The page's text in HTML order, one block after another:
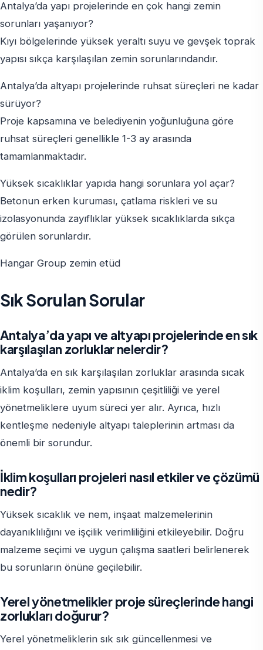
Antalya’da yapı projelerinde en çok hangi zemin
sorunları yaşanıyor?
Kıyı bölgelerinde yüksek yeraltı suyu ve gevşek toprak
yapısı sıkça karşılaşılan zemin sorunlarındandır.
Antalya’da altyapı projelerinde ruhsat süreçleri ne kadar
sürüyor?
Proje kapsamına ve belediyenin yoğunluğuna göre
ruhsat süreçleri genellikle 1-3 ay arasında
tamamlanmaktadır.
Yüksek sıcaklıklar yapıda hangi sorunlara yol açar?
Betonun erken kuruması, çatlama riskleri ve su
izolasyonunda zayıflıklar yüksek sıcaklıklarda sıkça
görülen sorunlardır.
Hangar Group zemin etüd
Sık Sorulan Sorular
Antalya’da yapı ve altyapı projelerinde en sık
karşılaşılan zorluklar nelerdir?
Antalya’da en sık karşılaşılan zorluklar arasında sıcak
iklim koşulları, zemin yapısının çeşitliliği ve yerel
yönetmeliklere uyum süreci yer alır. Ayrıca, hızlı
kentleşme nedeniyle altyapı taleplerinin artması da
önemli bir sorundur.
İklim koşulları projeleri nasıl etkiler ve çözümü
nedir?
Yüksek sıcaklık ve nem, inşaat malzemelerinin
dayanıklılığını ve işçilik verimliliğini etkileyebilir. Doğru
malzeme seçimi ve uygun çalışma saatleri belirlenerek
bu sorunların önüne geçilebilir.
Yerel yönetmelikler proje süreçlerinde hangi
zorlukları doğurur?
Yerel yönetmeliklerin sık sık güncellenmesi ve